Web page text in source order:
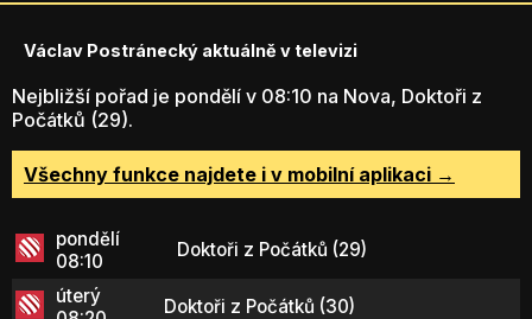
Václav Postránecký aktuálně v televizi
Nejbližší pořad je pondělí v 08:10 na Nova, Doktoři z
Počátků (29).
Všechny funkce najdete i v mobilní aplikaci →
pondělí
08:10
Doktoři z Počátků (29)
úterý
Doktoři z Počátků (30)